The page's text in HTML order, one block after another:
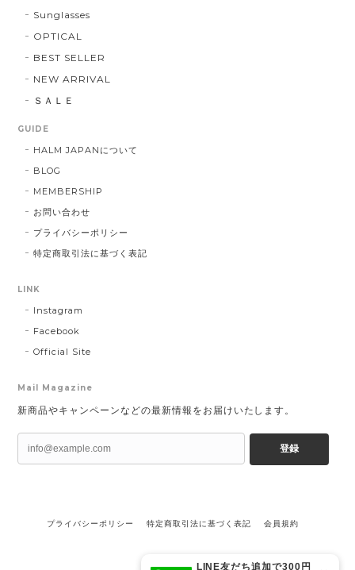
Sunglasses
OPTICAL
BEST SELLER
NEW ARRIVAL
ＳＡＬＥ
GUIDE
HALM JAPANについて
BLOG
MEMBERSHIP
お問い合わせ
プライバシーポリシー
特定商取引法に基づく表記
LINK
Instagram
Facebook
Official Site
Mail Magazine
新商品やキャンペーンなどの最新情報をお届けいたします。
登録
プライバシーポリシー 特定商取引法に基づく表記 会員規約
LINE友だち追加で300円